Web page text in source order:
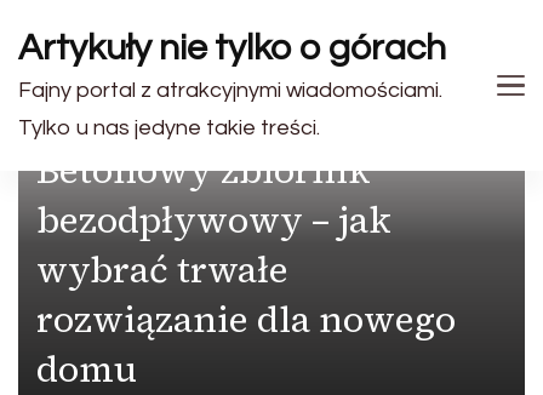
Artykuły nie tylko o górach
Fajny portal z atrakcyjnymi wiadomościami.
Tylko u nas jedyne takie treści.
Betonowy zbiornik
bezodpływowy – jak
wybrać trwałe
rozwiązanie dla nowego
domu